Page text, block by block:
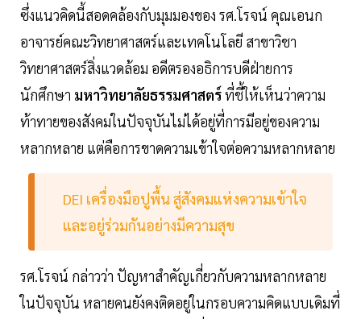
ซึ่งแนวคิดนี้สอดคล้องกับมุมมองของ รศ.โรจน์ คุณเอนก
อาจารย์คณะวิทยาศาสตร์และเทคโนโลยี สาขาวิชา
วิทยาศาสตร์สิ่งแวดล้อม อดีตรองอธิการบดีฝ่ายการ
นักศึกษา มหาวิทยาลัยธรรมศาสตร์ที่ชี้ให้เห็นว่าความ
ท้าทายของสังคมในปัจจุบันไม่ได้อยู่ที่การมีอยู่ของความ
หลากหลาย แต่คือการขาดความเข้าใจต่อความหลากหลาย
DEI เครื่องมือปูพื้น สู่สังคมแห่งความเข้าใจ
และอยู่ร่วมกันอย่างมีความสุข
รศ.โรจน์ กล่าวว่า ปัญหาสำคัญเกี่ยวกับความหลากหลาย
ในปัจจุบัน หลายคนยังคงติดอยู่ในกรอบความคิดแบบเดิมที่